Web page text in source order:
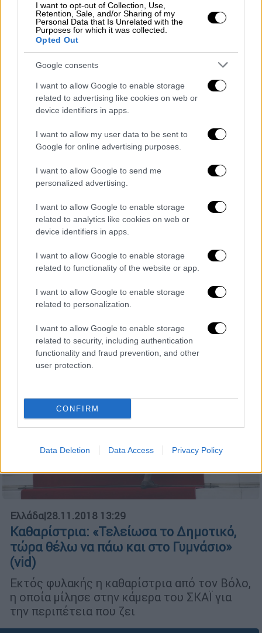
I want to opt-out of Collection, Use,
Retention, Sale, and/or Sharing of my
Personal Data that Is Unrelated with the
Purposes for which it was collected.
Opted Out
Google consents
I want to allow Google to enable storage
related to advertising like cookies on web or
device identifiers in apps.
I want to allow my user data to be sent to
Google for online advertising purposes.
I want to allow Google to send me
personalized advertising.
I want to allow Google to enable storage
related to analytics like cookies on web or
device identifiers in apps.
I want to allow Google to enable storage
related to functionality of the website or app.
I want to allow Google to enable storage
related to personalization.
I want to allow Google to enable storage
related to security, including authentication
functionality and fraud prevention, and other
user protection.
CONFIRM
Data Deletion Data Access Privacy Policy
Εκείνη είπε «ντρέποµαι»
Όταν δεν εκφράζεται ντροπή για το σκύλεµα
του Ζακ Κωστόπουλου, γιατί να ντραπούν
για µια ασήµαντη καθαρίστρια
Ελλάδα|28.11.2018 13:31
Εικόνα: Αυτή είναι η καθαρίστρια από
τον Βόλο με τη 10ετή φυλάκιση (vid)
Ελλάδα|28.11.2018 13:29
Καθαρίστρια: «Τελείωσα το Δημοτικό,
τώρα θέλω να πάω και στο Γυμνάσιο»
(vid)
Εκτός φυλακής η καθαρίστρια από τον Βόλο,
η οποία μίλησε στην κάμερα του ΣΚΑΪ για
την περιπέτεια που ζει